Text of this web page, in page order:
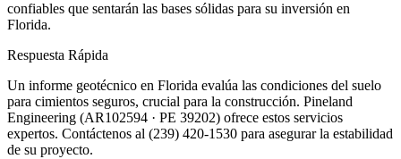
confiables que sentarán las bases sólidas para su inversión en
Florida.
Respuesta Rápida
Un informe geotécnico en Florida evalúa las condiciones del suelo
para cimientos seguros, crucial para la construcción. Pineland
Engineering (AR102594 · PE 39202) ofrece estos servicios
expertos. Contáctenos al (239) 420-1530 para asegurar la estabilidad
de su proyecto.